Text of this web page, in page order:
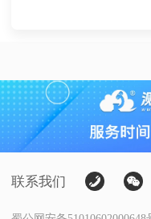
联系我们